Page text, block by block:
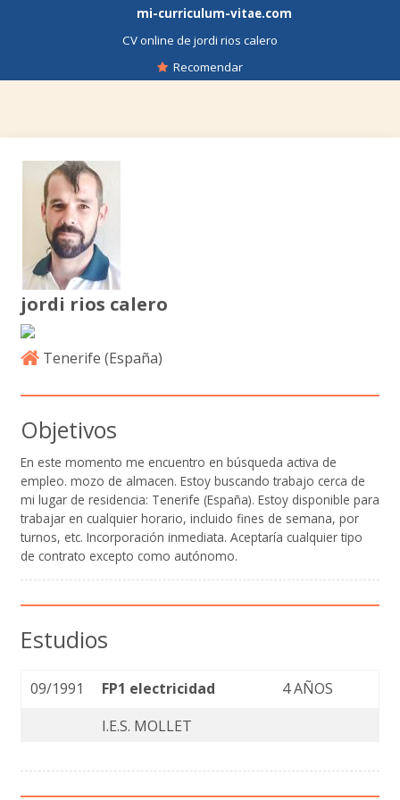
mi-curriculum-vitae.com
CV online de jordi rios calero
Recomendar
jordi rios calero
Tenerife (España)
Objetivos
En este momento me encuentro en búsqueda activa de
empleo. mozo de almacen. Estoy buscando trabajo cerca de
mi lugar de residencia: Tenerife (España). Estoy disponible para
trabajar en cualquier horario, incluido fines de semana, por
turnos, etc. Incorporación inmediata. Aceptaría cualquier tipo
de contrato excepto como autónomo.
Estudios
09/1991 FP1 electricidad
4 AÑOS
I.E.S. MOLLET